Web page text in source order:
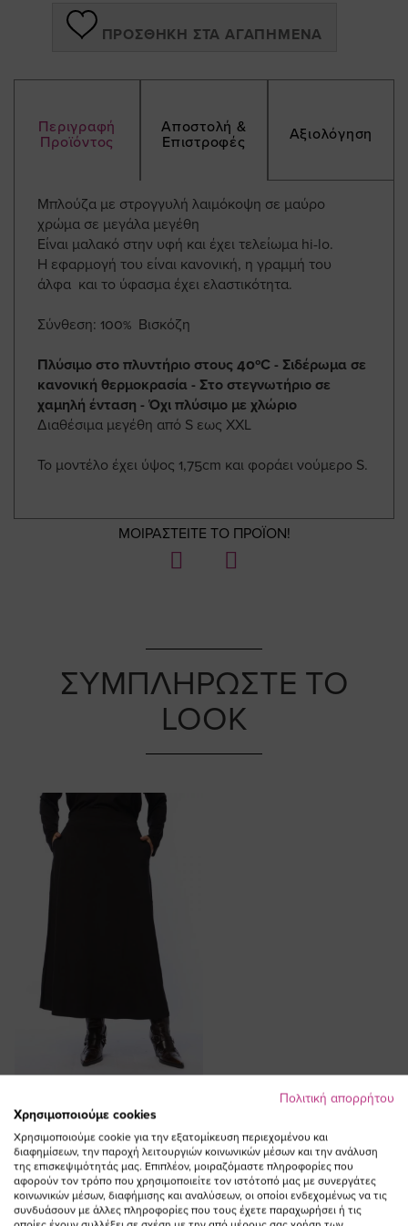
ΠΡΟΣΘΉΚΗ ΣΤΑ ΑΓΑΠΗΜΈΝΑ
Περιγραφή
Προϊόντος
Αποστολή &
Επιστροφές
Αξιολόγηση
Μπλούζα με στρογγυλή λαιμόκοψη σε μαύρο
χρώμα σε μεγάλα μεγέθη
Είναι μαλακό στην υφή και έχει τελείωμα hi-lo.
Η εφαρμογή του είναι κανονική, η γραμμή του
άλφα και το ύφασμα έχει ελαστικότητα.
Σύνθεση: 100% Βισκόζη
Πλύσιμο στο πλυντήριο στους 40ºC - Σιδέρωμα σε
κανονική θερμοκρασία - Στο στεγνωτήριο σε
χαμηλή ένταση - Όχι πλύσιμο με χλώριο
Διαθέσιμα μεγέθη από S εως ΧXL
Το μοντέλο έχει ύψος 1,75cm και φοράει νούμερο S.
ΜΟΙΡΑΣΤΕΙΤΕ ΤΟ ΠΡΟΪΟΝ!
ΣΥΜΠΛΗΡΩΣΤΕ ΤΟ
LOOK
ΚΑΛΑΘΙ
Maxi φούστα soft με τσέπες σε
μαύρο χρώμα
(-50%)
Ειδική
Τιμή
28,50 €
57,00 €
Πολιτική απορρήτου
Χρησιμοποιούμε cookies
Χρησιμοποιούμε cookie για την εξατομίκευση περιεχομένου και
διαφημίσεων, την παροχή λειτουργιών κοινωνικών μέσων και την ανάλυση
της επισκεψιμότητάς μας. Επιπλέον, μοιραζόμαστε πληροφορίες που
αφορούν τον τρόπο που χρησιμοποιείτε τον ιστότοπό μας με συνεργάτες
κοινωνικών μέσων, διαφήμισης και αναλύσεων, οι οποίοι ενδεχομένως να τις
συνδυάσουν με άλλες πληροφορίες που τους έχετε παραχωρήσει ή τις